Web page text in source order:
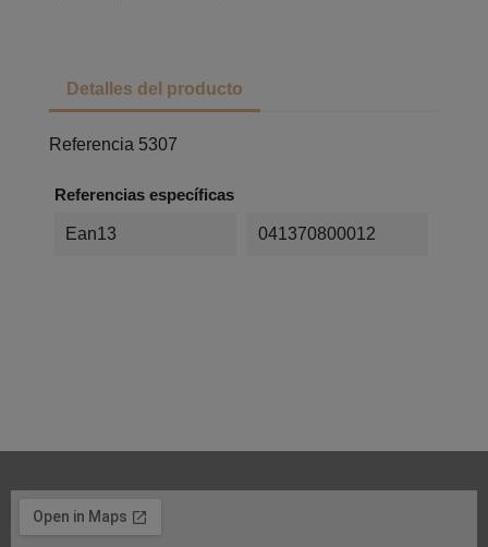
Detalles del producto
Referencia 5307
Referencias específicas
Ean13 041370800012